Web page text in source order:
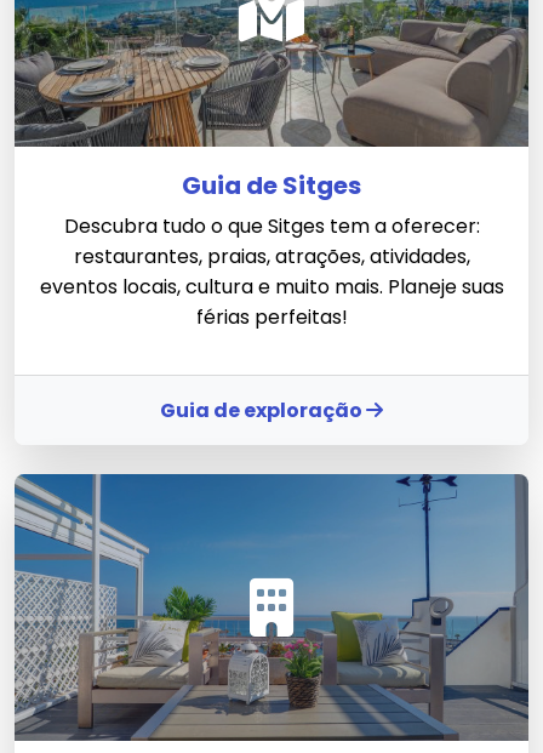
Guia de Sitges
Descubra tudo o que Sitges tem a oferecer:
restaurantes, praias, atrações, atividades,
eventos locais, cultura e muito mais. Planeje suas
férias perfeitas!
Guia de exploração